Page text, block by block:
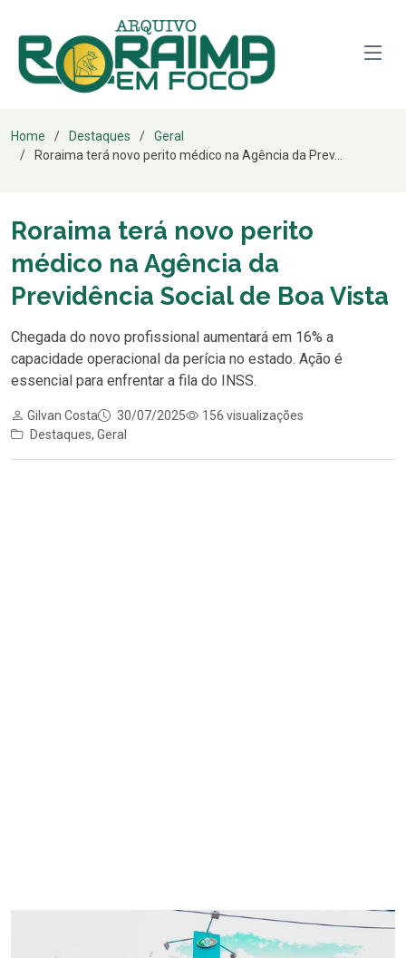
Home Destaques
Geral
Roraima terá novo perito médico na Agência da Prev...
Roraima terá novo perito
médico na Agência da
Previdência Social de Boa Vista
Chegada do novo profissional aumentará em 16% a
capacidade operacional da perícia no estado. Ação é
essencial para enfrentar a fila do INSS.
Gilvan Costa 30/07/2025
156 visualizações
Destaques, Geral